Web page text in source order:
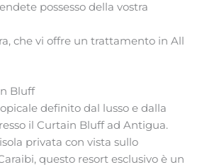
possesso della vostra
che vi offre un trattamento in All
Bluff
definito dal lusso e dalla
il Curtain Bluff ad Antigua.
privata con vista sullo
questo resort esclusivo è un